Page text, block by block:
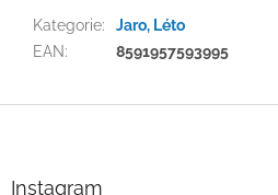
Kategorie:
Jaro, Léto
EAN: 8591957593995
Instagram